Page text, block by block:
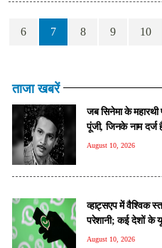
6 7 8 9 10
ताजा खबरें
जब सिनेमा के
पूंजी, जिनके नाम दर्ज
August 10, 2026
व्हाट्सएप में वैश्विक
परेशानी; कई देशों के
August 10, 2026